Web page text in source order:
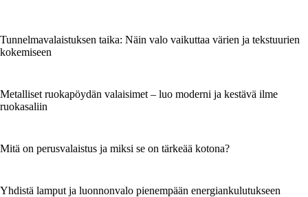
Tunnelmavalaistuksen taika: Näin valo vaikuttaa värien ja tekstuurien
kokemiseen
Metalliset ruokapöydän valaisimet – luo moderni ja kestävä ilme
ruokasaliin
Mitä on perusvalaistus ja miksi se on tärkeää kotona?
Yhdistä lamput ja luonnonvalo pienempään energiankulutukseen